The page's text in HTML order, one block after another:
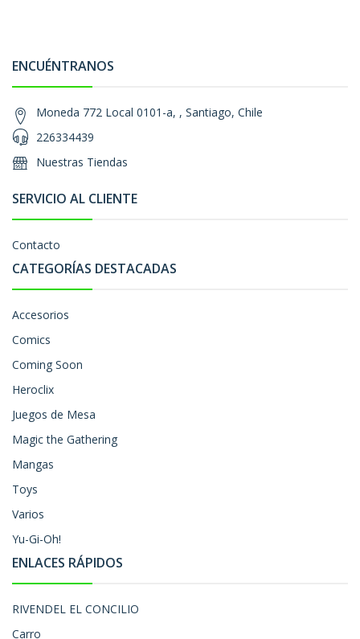
ENCUÉNTRANOS
Moneda 772 Local 0101-a, , Santiago, Chile
226334439
Nuestras Tiendas
SERVICIO AL CLIENTE
Contacto
CATEGORÍAS DESTACADAS
Accesorios
Comics
Coming Soon
Heroclix
Juegos de Mesa
Magic the Gathering
Mangas
Toys
Varios
Yu-Gi-Oh!
ENLACES RÁPIDOS
RIVENDEL EL CONCILIO
Carro